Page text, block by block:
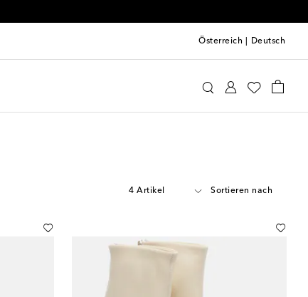
Österreich Deutsch
4 Artikel Sortieren nach